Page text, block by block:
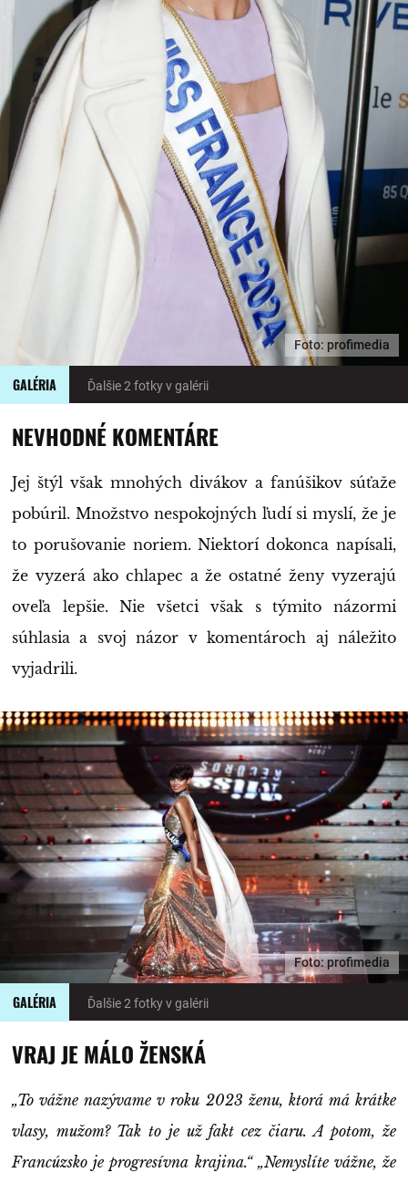
GALÉRIA Ďalšie 2 fotky v galérii
Foto: profimedia
NEVHODNÉ KOMENTÁRE
Jej štýl však mnohých divákov a fanúšikov súťaže
pobúril. Množstvo nespokojných ľudí si myslí, že je
to porušovanie noriem. Niektorí dokonca napísali,
že vyzerá ako chlapec a že ostatné ženy vyzerajú
oveľa lepšie. Nie všetci však s týmito názormi
súhlasia a svoj názor v komentároch aj náležito
vyjadrili.
GALÉRIA Ďalšie 2 fotky v galérii
Foto: profimedia
VRAJ JE MÁLO ŽENSKÁ
„To vážne nazývame v roku 2023 ženu, ktorá má krátke
vlasy, mužom? Tak to je už fakt cez čiaru. A potom, že
Francúzsko je progresívna krajina.“ „Nemyslíte vážne, že